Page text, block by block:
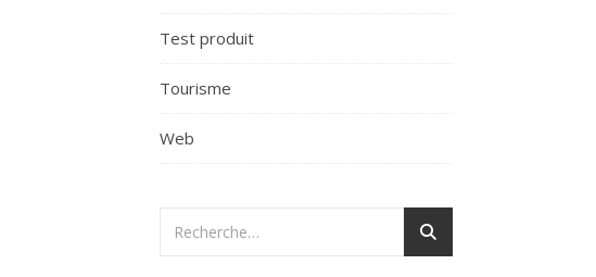
Test produit
Tourisme
Web